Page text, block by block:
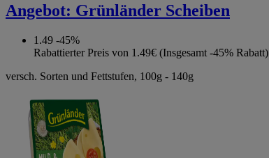
Angebot: Grünländer Scheiben
1.49 -45%
Rabattierter Preis von 1.49€ (Insgesamt -45% Rabatt)
versch. Sorten und Fettstufen, 100g - 140g